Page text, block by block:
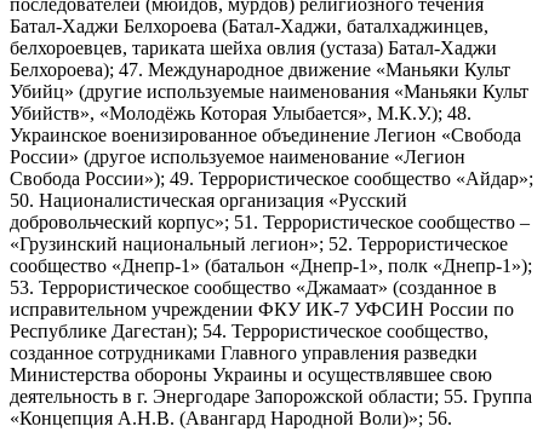
Батал-Хаджи Белхороева (Батал-Хаджи, баталхаджинцев,
белхороевцев, тариката шейха овлия (устаза) Батал-Хаджи
Белхороева); 47. Международное движение «Маньяки Культ
Убийц» (другие используемые наименования «Маньяки Культ
Убийств», «Молодёжь Которая Улыбается», М.К.У.); 48.
Украинское военизированное объединение Легион «Свобода
России» (другое используемое наименование «Легион
Свобода России»); 49. Террористическое сообщество «Айдар»;
50. Националистическая организация «Русский
добровольческий корпус»; 51. Террористическое сообщество –
«Грузинский национальный легион»; 52. Террористическое
сообщество «Днепр-1» (батальон «Днепр-1», полк «Днепр-1»);
53. Террористическое сообщество «Джамаат» (созданное в
исправительном учреждении ФКУ ИК-7 УФСИН России по
Республике Дагестан); 54. Террористическое сообщество,
созданное сотрудниками Главного управления разведки
Министерства обороны Украины и осуществлявшее свою
деятельность в г. Энергодаре Запорожской области; 55. Группа
«Концепция А.Н.В. (Авангард Народной Воли)»; 56.